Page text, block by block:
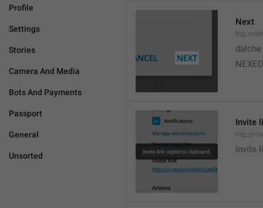
Profile
Settings
Stories
Camera And Media
Bots And Payments
Passport
General
Unsorted
Next
dalche
NEXED
Invite
Invite